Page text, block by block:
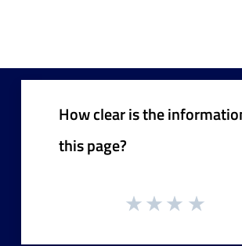
How clear is the
this page?